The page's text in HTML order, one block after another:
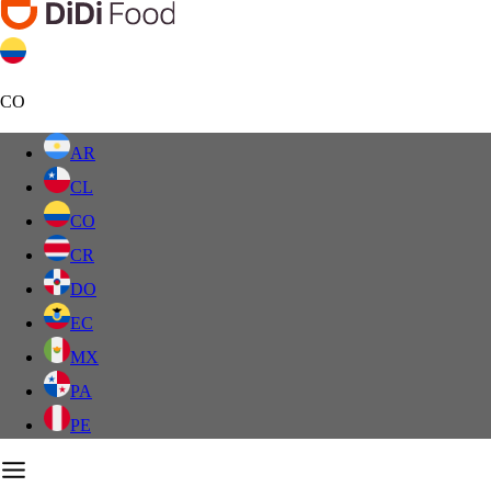
CO
AR
CL
CO
CR
DO
EC
MX
PA
PE